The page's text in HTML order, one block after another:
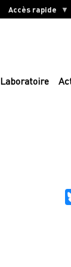
Accès rapide
Laboratoire